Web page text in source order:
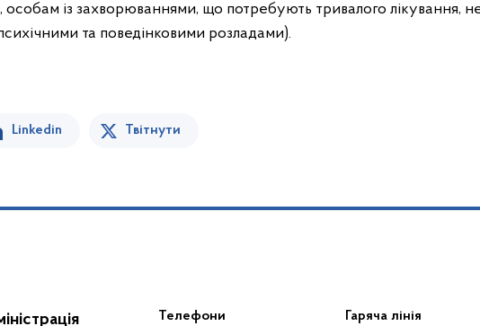
особам із захворюваннями, що потребують тривалого лікування,
та поведінковими розладами).
Linkedin Твітнути
Телефони Гаряча лінія